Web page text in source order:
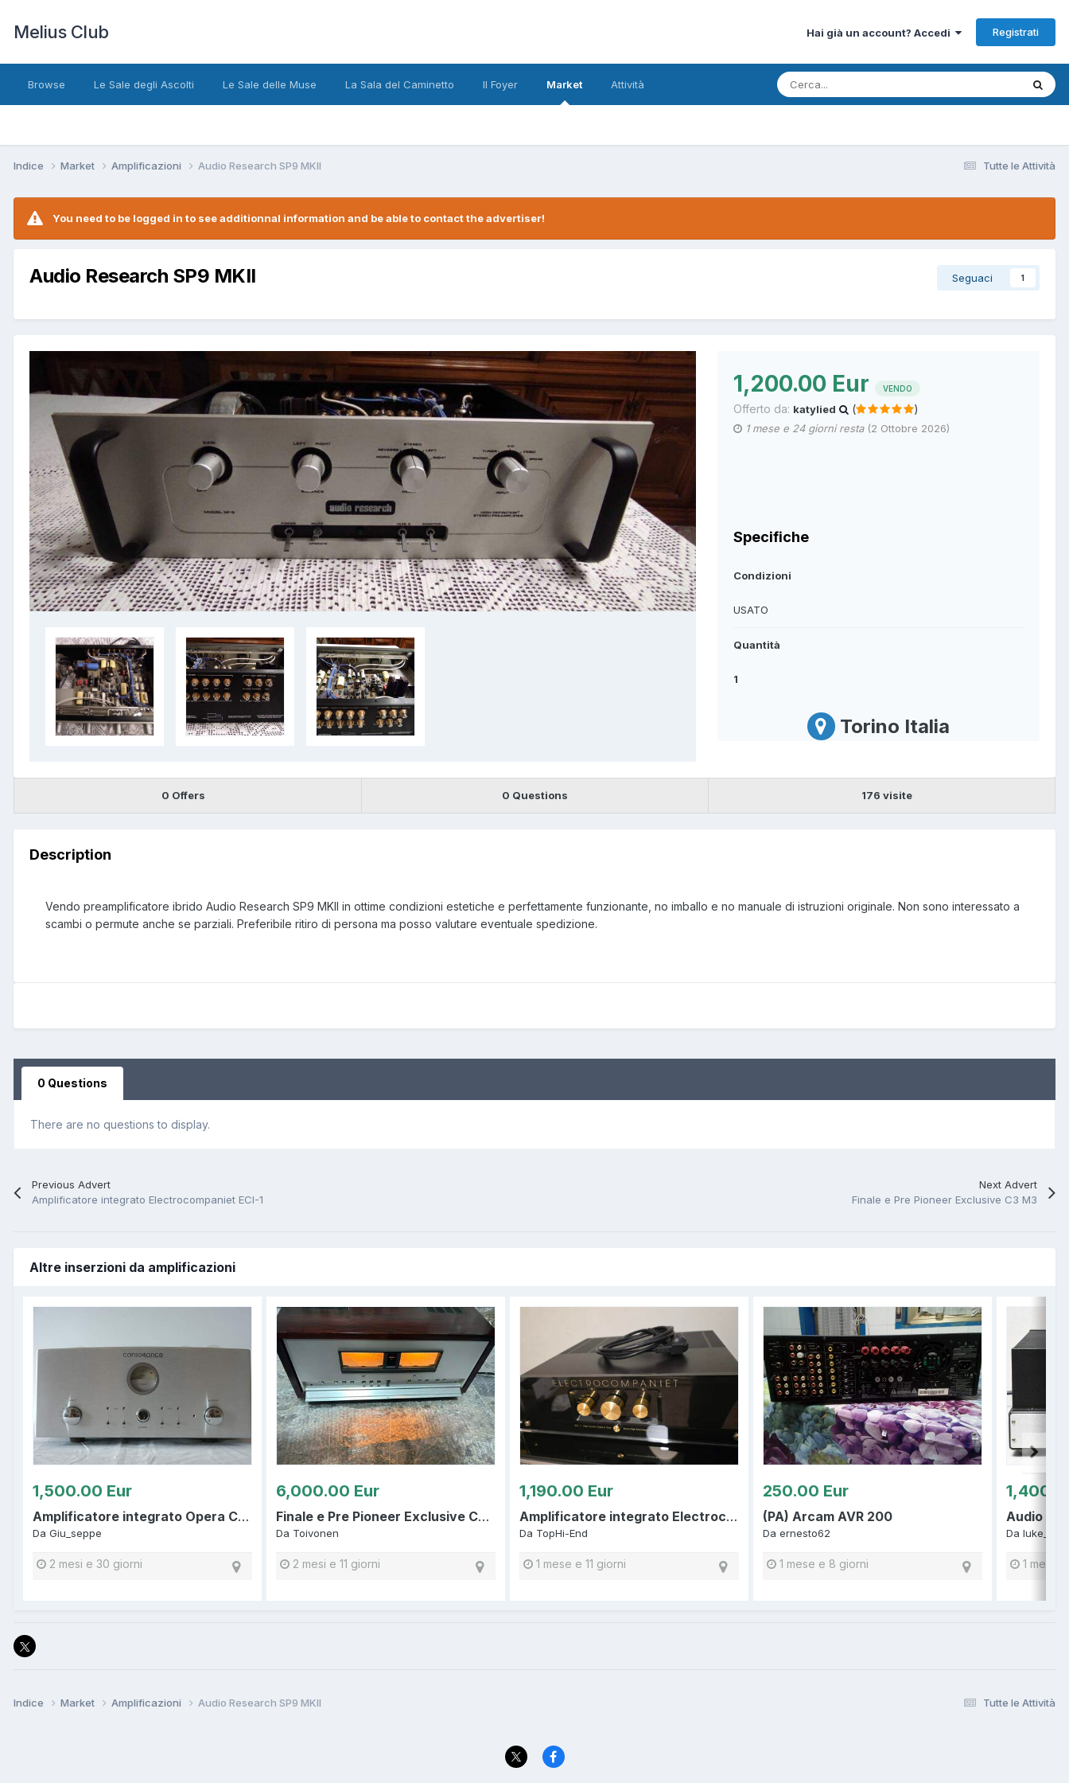
Melius Club Hai già un account? Accedi Registrati
Browse Le Sale degli Ascolti Le Sale delle Muse La Sala del Caminetto Il Foyer Market Attività
Tutte le Attività
Indice Market Amplificazioni Audio Research SP9 MKII
You need to be logged in to see additionnal information and be able to contact the advertiser!
Seguaci 1
Audio Research SP9 MKII
1,200.00 Eur VENDO
Offerto da: katylied ( )
1 mese e 24 giorni resta(2 Ottobre 2026)
Specifiche
Condizioni
USATO
Quantità
1
Torino Italia
0 Offers 0 Questions 176 visite
Description
Vendo preamplificatore ibrido Audio Research SP9 MKII in ottime condizioni estetiche e perfettamente funzionante, no imballo e no manuale di istruzioni originale. Non sono interessato a
scambi o permute anche se parziali. Preferibile ritiro di persona ma posso valutare eventuale spedizione.
0 Questions
There are no questions to display.
Previous Advert
Amplificatore integrato Electrocompaniet ECI-1
Next Advert
Finale e Pre Pioneer Exclusive C3 M3
Altre inserzioni da amplificazioni
1,500.00 Eur
Amplificatore integrato Opera Consonance R5 MK2
Da Giu_seppe
2 mesi e 30 giorni
6,000.00 Eur
Finale e Pre Pioneer Exclusive C3 M3
Da Toivonen
2 mesi e 11 giorni
1,190.00 Eur
Amplificatore integrato Electrocompaniet ECI-1
Da TopHi-End
1 mese e 11 giorni
250.00 Eur
(PA) Arcam AVR 200
Da ernesto62
1 mese e 8 giorni
Audio
Da luke_64
1 mese
Tutte le Attività
Indice Market Amplificazioni Audio Research SP9 MKII